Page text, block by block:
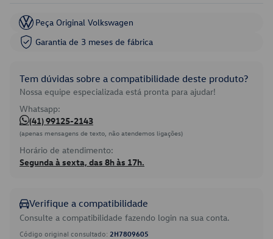
Peça Original Volkswagen
Garantia de 3 meses de fábrica
Tem dúvidas sobre a compatibilidade deste produto?
Nossa equipe especializada está pronta para ajudar!
Whatsapp:
(41) 99125-2143
(apenas mensagens de texto, não atendemos ligações)
Horário de atendimento:
Segunda à sexta, das 8h às 17h.
Verifique a compatibilidade
Consulte a compatibilidade fazendo login na sua conta.
Código original consultado: 2H7809605